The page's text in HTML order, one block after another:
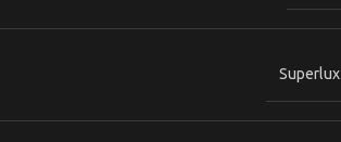
Superlux